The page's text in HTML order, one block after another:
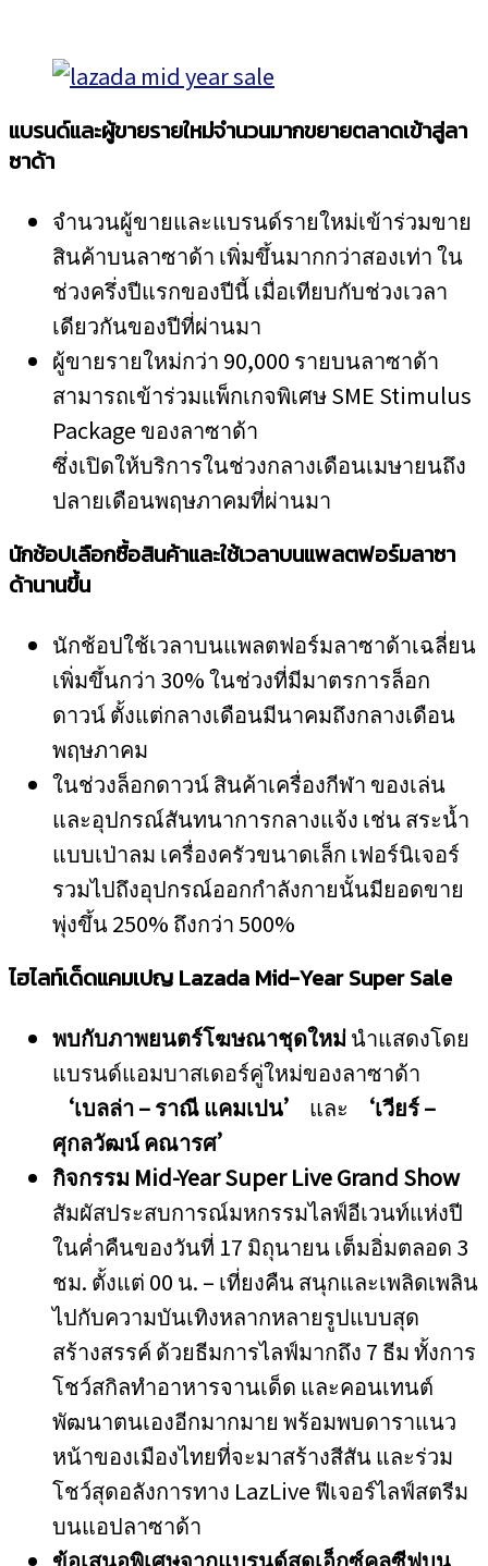
แบรนด์และผู้ขายรายใหม่จำนวนมากขยายตลาดเข้าสู่ลา
ซาด้า
จำนวนผู้ขายและแบรนด์รายใหม่เข้าร่วมขาย
สินค้าบนลาซาด้า เพิ่มขึ้นมากกว่าสองเท่า ใน
ช่วงครึ่งปีแรกของปีนี้ เมื่อเทียบกับช่วงเวลา
เดียวกันของปีที่ผ่านมา
ผู้ขายรายใหม่กว่า 90,000 รายบนลาซาด้า
สามารถเข้าร่วมแพ็กเกจพิเศษ SME Stimulus
Package ของลาซาด้า
ซึ่งเปิดให้บริการในช่วงกลางเดือนเมษายนถึง
ปลายเดือนพฤษภาคมที่ผ่านมา
นักช้อปเลือกซื้อสินค้าและใช้เวลาบนแพลตฟอร์มลาซา
ด้านานขึ้น
นักช้อปใช้เวลาบนแพลตฟอร์มลาซาด้าเฉลี่ยน
เพิ่มขึ้นกว่า 30% ในช่วงที่มีมาตรการล็อก
ดาวน์ ตั้งแต่กลางเดือนมีนาคมถึงกลางเดือน
พฤษภาคม
ในช่วงล็อกดาวน์ สินค้าเครื่องกีฬา ของเล่น
และอุปกรณ์สันทนาการกลางแจ้ง เช่น สระน้ำ
แบบเป่าลม เครื่องครัวขนาดเล็ก เฟอร์นิเจอร์
รวมไปถึงอุปกรณ์ออกกำลังกายนั้นมียอดขาย
พุ่งขึ้น 250% ถึงกว่า 500%
ไฮไลท์เด็ดแคมเปญ Lazada Mid-Year Super Sale
พบกับภาพยนตร์โฆษณาชุดใหม่นำแสดงโดย
แบรนด์แอมบาสเดอร์คู่ใหม่ของลาซาด้า
‘เบลล่า–ราณี แคมเปน’ และ ‘เวียร์–
ศุกลวัฒน์ คณารศ’
กิจกรรม Mid-Year Super Live Grand Show
สัมผัสประสบการณ์มหกรรมไลฟ์อีเวนท์แห่งปี
ในค่ำคืนของวันที่ 17 มิถุนายน เต็มอิ่มตลอด 3
ชม. ตั้งแต่ 00 น. – เที่ยงคืน สนุกและเพลิดเพลิน
ไปกับความบันเทิงหลากหลายรูปแบบสุด
สร้างสรรค์ ด้วยธีมการไลฟ์มากถึง 7 ธีม ทั้งการ
โชว์สกิลทำอาหารจานเด็ด และคอนเทนต์
พัฒนาตนเองอีกมากมาย พร้อมพบดาราแนว
หน้าของเมืองไทยที่จะมาสร้างสีสัน และร่วม
โชว์สุดอลังการทาง LazLive ฟีเจอร์ไลฟ์สตรีม
บนแอปลาซาด้า